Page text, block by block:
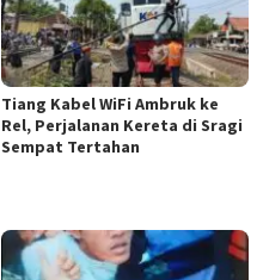
Tiang Kabel WiFi Ambruk ke
Rel, Perjalanan Kereta di Sragi
Sempat Tertahan